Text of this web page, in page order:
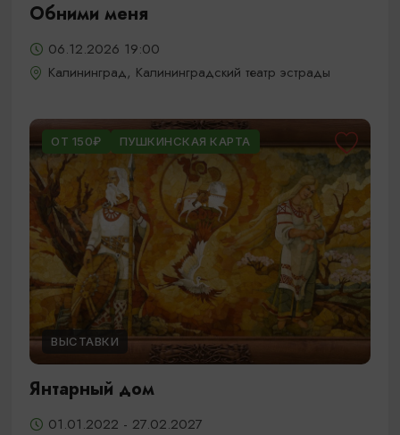
Обними меня
06.12.2026 19:00
Калининград, Калининградский театр эстрады
ОТ 150₽ ПУШКИНСКАЯ КАРТА
ВЫСТАВКИ
Янтарный дом
01.01.2022 - 27.02.2027